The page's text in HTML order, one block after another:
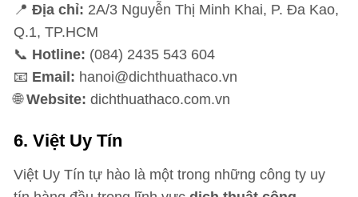
📍 Địa chỉ: 2A/3 Nguyễn Thị Minh Khai, P. Đa Kao,
Q.1, TP.HCM
📞 Hotline: (084) 2435 543 604
📧 Email: hanoi@dichthuathaco.vn
🌐Website: dichthuathaco.com.vn
6. Việt Uy Tín
Việt Uy Tín tự hào là một trong những công ty uy